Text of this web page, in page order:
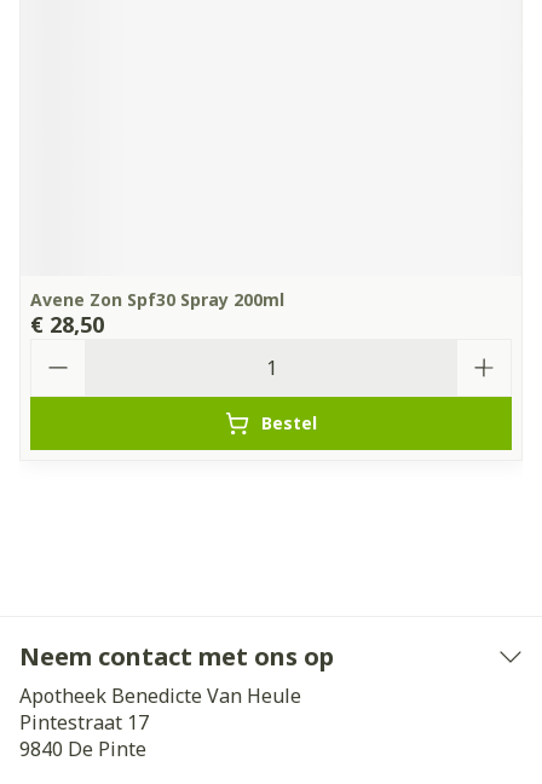
Avene Zon Spf30 Spray 200ml
€ 28,50
Bestel
Neem contact met ons op
Apotheek Benedicte Van Heule
Pintestraat 17
9840 De Pinte